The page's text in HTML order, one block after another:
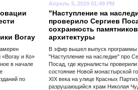
Вогау
«Вогау и Ко»
в начале
по
Апрель 5, 2019 01:49 PM
"Наступление на
проверило Сергиев
сохранность памятников
архитектуры
В эфир вышел выпуск программы
"Наступление на наследие" про
Посад, где журналисты проверили
состояние Новой монастырской
XIX века на улице Красных
разрушающийся храм Николая